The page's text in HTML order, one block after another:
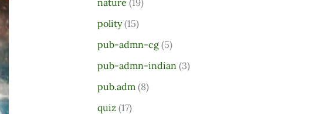
polity(15)
pub-admn-cg(5)
pub-admn-indian (3)
pub.adm (8)
quiz(17)